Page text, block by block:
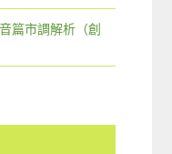
篇市調解析（創